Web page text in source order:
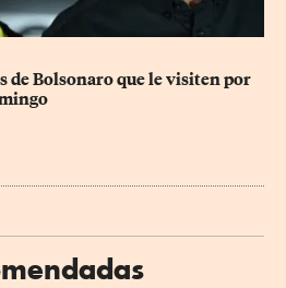
de Bolsonaro que le visiten por